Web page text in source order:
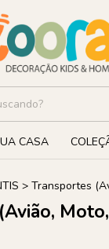
CASA
> Transportes
Moto,